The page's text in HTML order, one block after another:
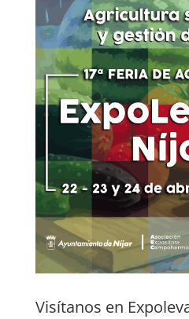
Visítanos en